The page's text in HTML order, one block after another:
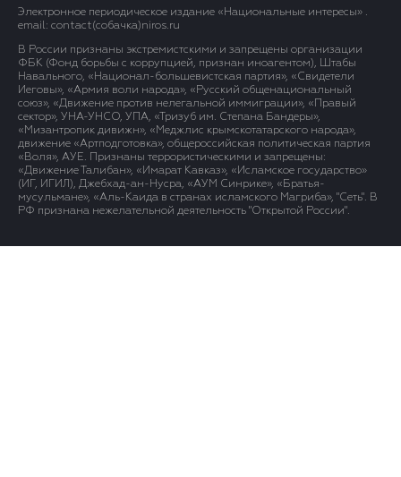
Электронное периодическое издание «Национальные интересы» .
email: contact(сoбaчка)niros.ru
В России признаны экстремистскими и запрещены организации
ФБК (Фонд борьбы с коррупцией, признан иноагентом), Штабы
Навального, «Национал-большевистская партия», «Свидетели
Иеговы», «Армия воли народа», «Русский общенациональный
союз», «Движение против нелегальной иммиграции», «Правый
сектор», УНА-УНСО, УПА, «Тризуб им. Степана Бандеры»,
«Мизантропик дивижн», «Меджлис крымскотатарского народа»,
движение «Артподготовка», общероссийская политическая партия
«Воля», АУЕ. Признаны террористическими и запрещены:
«Движение Талибан», «Имарат Кавказ», «Исламское государство»
(ИГ, ИГИЛ), Джебхад-ан-Нусра, «АУМ Синрике», «Братья-
мусульмане», «Аль-Каида в странах исламского Магриба», "Сеть". В
РФ признана нежелательной деятельность "Открытой России".